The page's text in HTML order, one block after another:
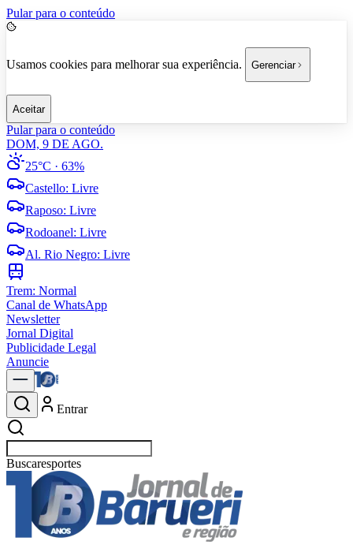
Pular para o conteúdo
Usamos cookies para melhorar sua experiência. Gerenciar
Aceitar
Pular para o conteúdo
DOM, 9 DE AGO.
25°C · 63%
Castello: Livre
Raposo: Livre
Rodoanel: Livre
Al. Rio Negro: Livre
Trem: Normal
Canal de WhatsApp
Newsletter
Jornal Digital
Publicidade Legal
Anuncie
Entrar
Buscarpolítica